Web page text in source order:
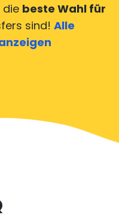
die beste Wahl für
sind! Alle